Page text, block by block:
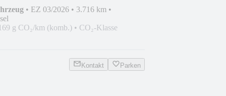
• EZ 03/2026 • 3.716 km •
g CO₂/km (komb.) • CO₂-Klasse
Kontakt Parken